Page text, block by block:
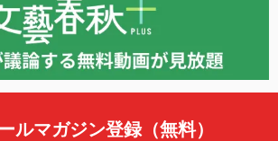
ルマガジン登録（無料）